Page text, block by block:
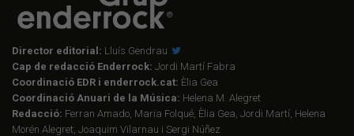
Director editorial: Lluís Gendrau
Cap de redacció Enderrock: Jordi Martí Fabra
Coordinació EDR i enderrock.cat: Èlia Gea
Coordinació Anuari de la Música: Helena M. Alegret
Redacció: Ferran Amado, Maria Folqué, Èlia Gea, Jordi Martí, Helena
Morén Alegret, Joaquim Vilarnau i Sergi Núñez